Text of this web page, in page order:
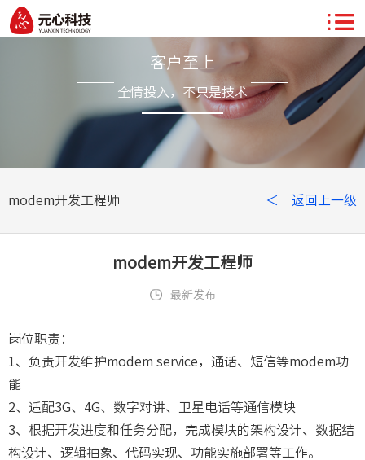
客户至上
全情投入，不只是技术
modem开发工程师 ＜ 返回上一级
modem开发工程师
最新发布
岗位职责：
1、负责开发维护modem service，通话、短信等modem功
能
2、适配3G、4G、数字对讲、卫星电话等通信模块
3、根据开发进度和任务分配，完成模块的架构设计、数据结
构设计、逻辑抽象、代码实现、功能实施部署等工作。